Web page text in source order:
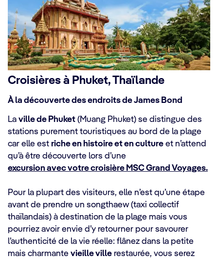
Croisières à Phuket, Thaïlande
À la découverte des endroits de James Bond
La ville de Phuket (Muang Phuket) se distingue des
stations purement touristiques au bord de la plage
car elle est riche en histoire et en culture et n’attend
qu’à être découverte lors d’une
excursion avec votre croisière MSC Grand Voyages.
Pour la plupart des visiteurs, elle n’est qu’une étape
avant de prendre un songthaew (taxi collectif
thaïlandais) à destination de la plage mais vous
pourriez avoir envie d’y retourner pour savourer
l’authenticité de la vie réelle: flânez dans la petite
mais charmante vieille ville restaurée, vous serez